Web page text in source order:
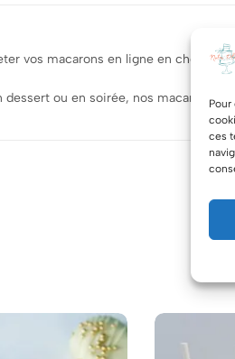
ces
vos macarons en ligne en
dessert ou en soirée, nos macarons